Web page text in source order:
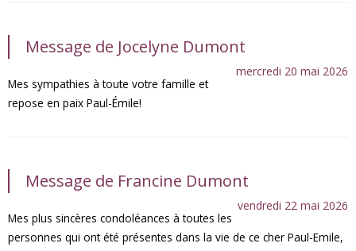
Message de Jocelyne Dumont
mercredi 20 mai 2026
Mes sympathies à toute votre famille et
repose en paix Paul-Émile!
Message de Francine Dumont
vendredi 22 mai 2026
Mes plus sincères condoléances à toutes les
personnes qui ont été présentes dans la vie de ce cher Paul-Emile,